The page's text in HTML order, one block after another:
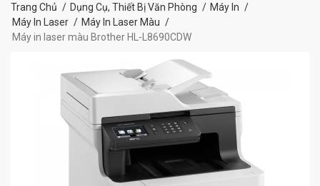
Trang Chủ Dụng Cụ, Thiết Bị Văn Phòng
Máy In
Máy In Laser
Máy In Laser Màu
Máy in laser màu Brother HL-L8690CDW